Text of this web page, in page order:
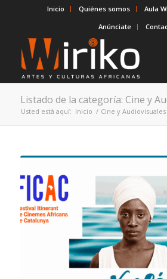
Inicio Quiénes somos Aula
Anúnciate
Listado de la categoría: Cine y
Usted está aquí: Inicio / Cine y Audiovisuales